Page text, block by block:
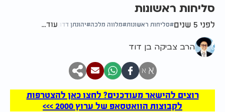
סליחות ראשונות
לפני 5 שנים סליחות ראשונות מלווה מלכה יהונתן דדון עוד...
הרב צביקה בן דוד
א א
רוצים להישאר מעודכנים? לחצו כאן להצטרפות
לקבוצות הוואטסאפ של ערוץ 2000 >>>